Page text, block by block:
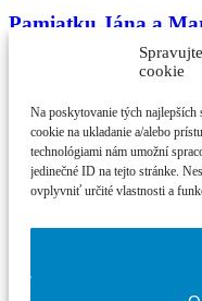
cookie
Na poskytovanie tých najlepších
cookie na ukladanie a/alebo
technológiami nám umožní
jedinečné ID na tejto stránke.
ovplyvniť určité vlastnosti a
Pamiatku Jána a
Zažite september v
čítaj ďalej
21. ročník MFF